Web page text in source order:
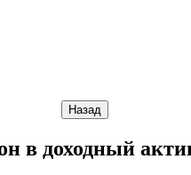
Назад
в доходный